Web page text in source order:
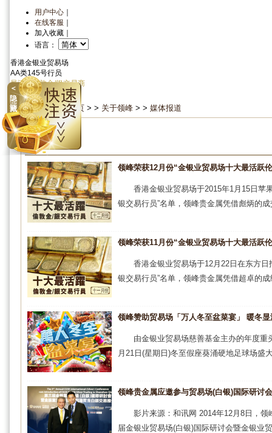
用户中心
在线客服
加入收藏
语言：
香港金银业贸易场
AA类145号行员
最活跃伦敦金/银交易商
资金安全 信心保证
当前位置：首 页 > > 关于领峰 > > 媒体报道
媒体报道
领峰荣获12月份“金银业贸易场十大最活跃
香港金银业贸易场于2015年1月15日苹
银交易行员”名单，领峰贵金属凭借彪炳的
领峰荣获11月份“金银业贸易场十大最活跃
香港金银业贸易场于12月22日在东方
银交易行员”名单，领峰贵金属凭借超卓的
领峰赞助贸易场「万人冬至盆菜宴」 暖冬显
由金银业贸易场慈善基金主办的年度
月21日(星期日)冬至假座葵涌硬地足球场盛
领峰贵金属应邀参与贸易场(白银)国际研讨
影片来源：和讯网 2014年12月8日，
届金银业贸易场(白银)国际研讨会暨金银业
＜
隐
藏